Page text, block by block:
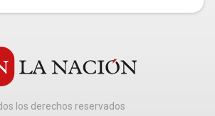
los derechos reservados